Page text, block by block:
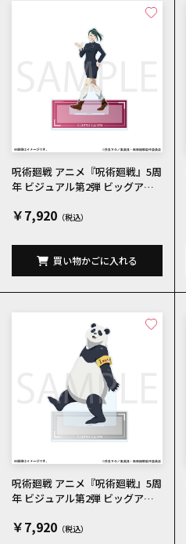
呪術廻戦 アニメ『呪術廻戦』5周
年 ビジュアル第2弾 ビッグアク
￥7,920
買い物かごに入れる
呪術廻戦 アニメ『呪術廻戦』5周
年 ビジュアル第2弾 ビッグアク
￥7,920